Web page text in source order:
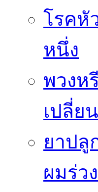
โรคหั
หนึ่ง
พวงห
เปลี่ย
ยาปลู
ผมร่วง